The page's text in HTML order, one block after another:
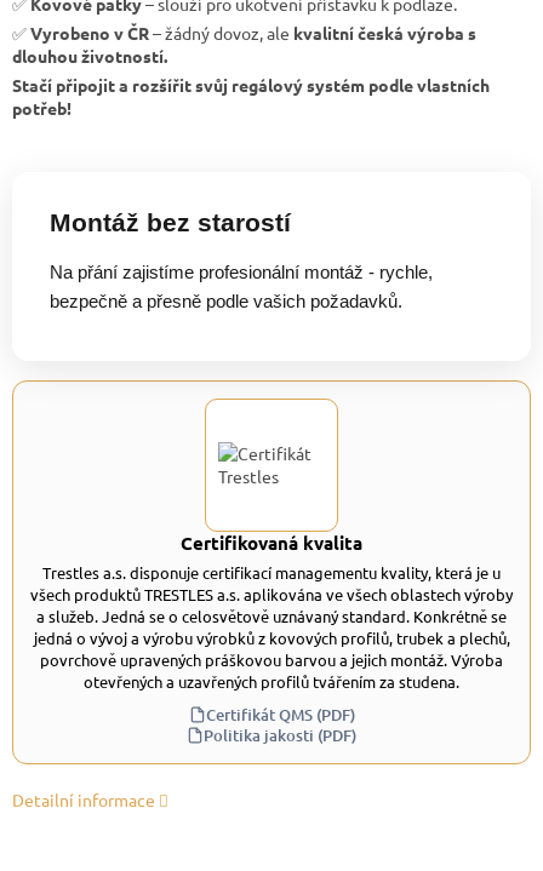
✅Vyrobeno v ČR– žádný dovoz, ale kvalitní česká výroba s
dlouhou životností.
Stačí připojit a rozšířit svůj regálový systém podle vlastních
potřeb!
Montáž bez starostí
Na přání zajistíme profesionální montáž - rychle,
bezpečně a přesně podle vašich požadavků.
Certifikovaná kvalita
Trestles a.s. disponuje certifikací managementu kvality, která je u
všech produktů TRESTLES a.s. aplikována ve všech oblastech výroby
a služeb. Jedná se o celosvětově uznávaný standard. Konkrétně se
jedná o vývoj a výrobu výrobků z kovových profilů, trubek a plechů,
povrchově upravených práškovou barvou a jejich montáž. Výroba
otevřených a uzavřených profilů tvářením za studena.
Certifikát QMS (PDF)
Politika jakosti (PDF)
Detailní informace